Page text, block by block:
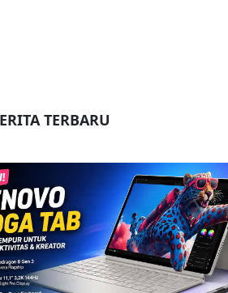
TERBARU